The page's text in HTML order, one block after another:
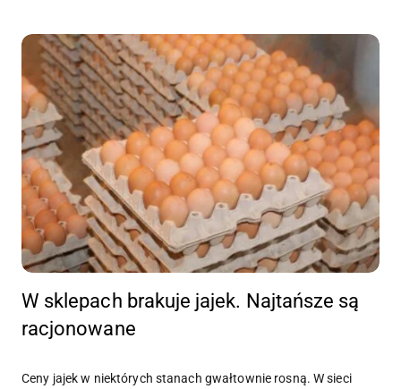
W sklepach brakuje jajek. Najtańsze są
racjonowane
Ceny jajek w niektórych stanach gwałtownie rosną. W sieci